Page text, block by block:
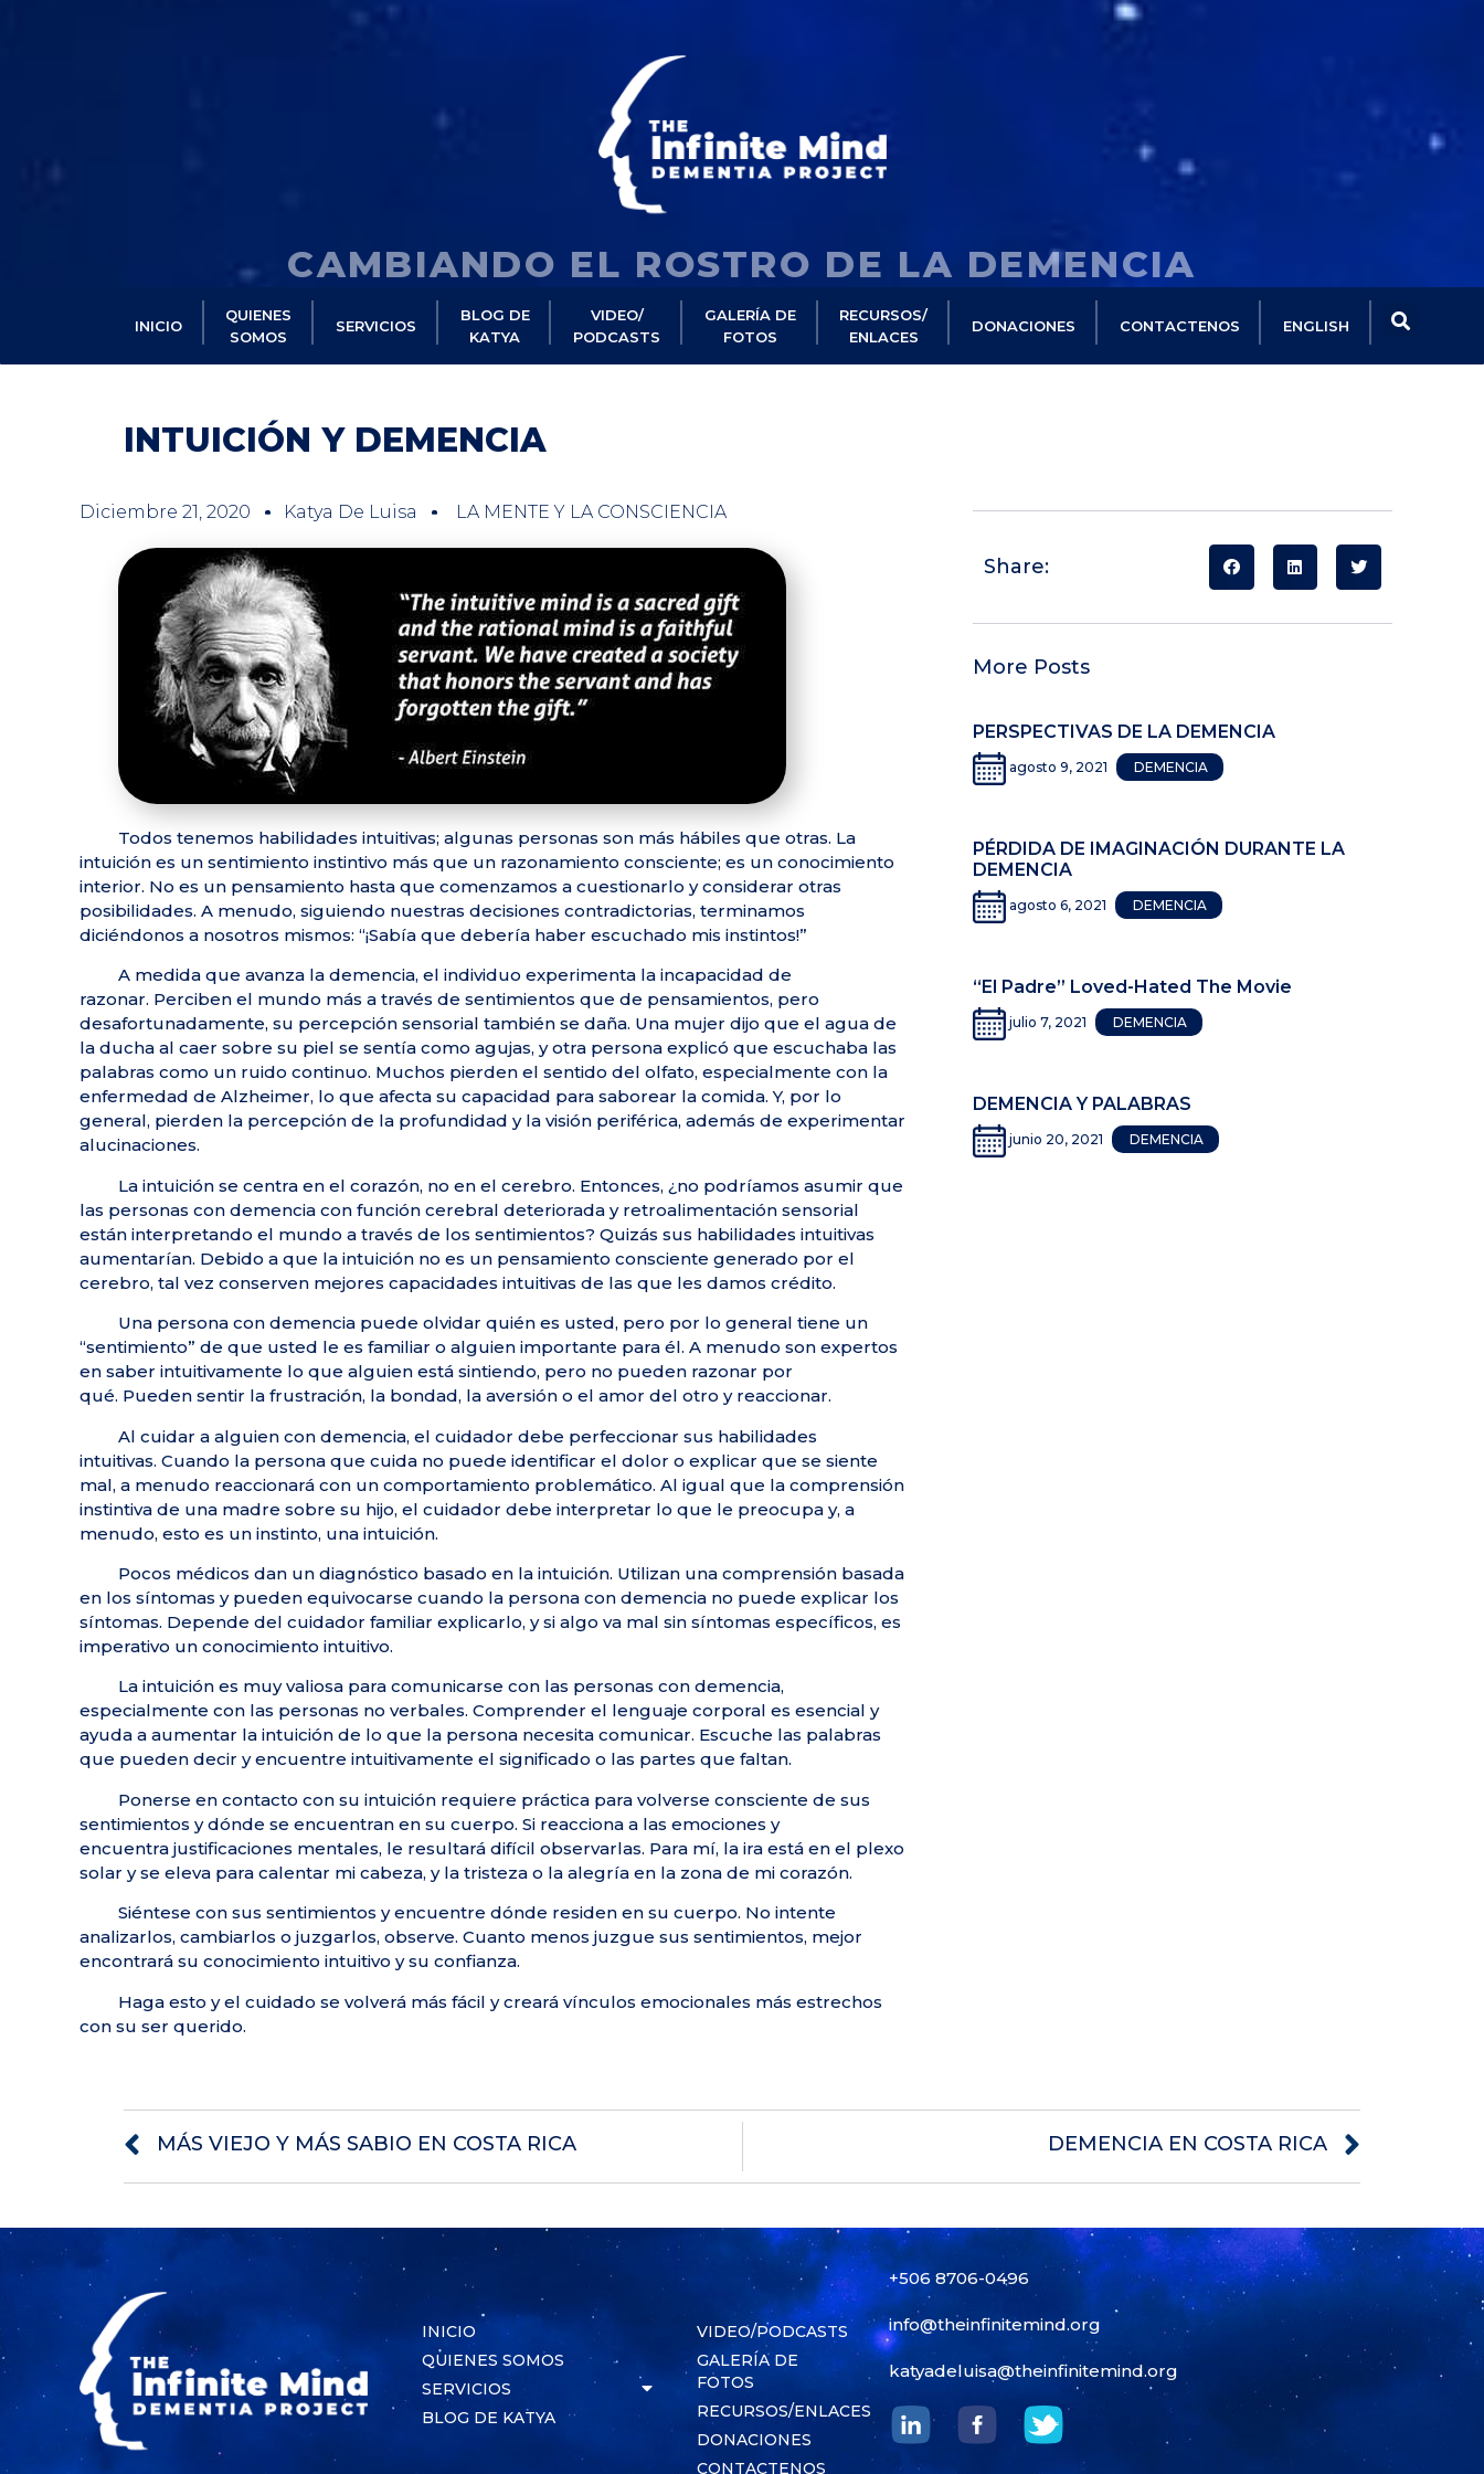
CAMBIANDO EL ROSTRO DE LA DEMENCIA
INICIO
QUIENES
SOMOS
SERVICIOS
BLOG DE
KATYA
VIDEO/
PODCASTS
GALERÍA DE
FOTOS
RECURSOS/
ENLACES
DONACIONES CONTACTENOS ENGLISH
INTUICIÓN Y DEMENCIA
Diciembre 21, 2020 Katya De Luisa LA MENTE Y LA CONSCIENCIA
Todos tenemos habilidades intuitivas; algunas personas son más hábiles que otras. La
intuición es un sentimiento instintivo más que un razonamiento consciente; es un conocimiento
interior. No es un pensamiento hasta que comenzamos a cuestionarlo y considerar otras
posibilidades. A menudo, siguiendo nuestras decisiones contradictorias, terminamos
diciéndonos a nosotros mismos: “¡Sabía que debería haber escuchado mis instintos!”
A medida que avanza la demencia, el individuo experimenta la incapacidad de
razonar. Perciben el mundo más a través de sentimientos que de pensamientos, pero
desafortunadamente, su percepción sensorial también se daña. Una mujer dijo que el agua de
la ducha al caer sobre su piel se sentía como agujas, y otra persona explicó que escuchaba las
palabras como un ruido continuo. Muchos pierden el sentido del olfato, especialmente con la
enfermedad de Alzheimer, lo que afecta su capacidad para saborear la comida. Y, por lo
general, pierden la percepción de la profundidad y la visión periférica, además de experimentar
alucinaciones.
La intuición se centra en el corazón, no en el cerebro. Entonces, ¿no podríamos asumir que
las personas con demencia con función cerebral deteriorada y retroalimentación sensorial
están interpretando el mundo a través de los sentimientos? Quizás sus habilidades intuitivas
aumentarían. Debido a que la intuición no es un pensamiento consciente generado por el
cerebro, tal vez conserven mejores capacidades intuitivas de las que les damos crédito.
Una persona con demencia puede olvidar quién es usted, pero por lo general tiene un
“sentimiento” de que usted le es familiar o alguien importante para él. A menudo son expertos
en saber intuitivamente lo que alguien está sintiendo, pero no pueden razonar por
qué. Pueden sentir la frustración, la bondad, la aversión o el amor del otro y reaccionar.
Al cuidar a alguien con demencia, el cuidador debe perfeccionar sus habilidades
intuitivas. Cuando la persona que cuida no puede identificar el dolor o explicar que se siente
mal, a menudo reaccionará con un comportamiento problemático. Al igual que la comprensión
instintiva de una madre sobre su hijo, el cuidador debe interpretar lo que le preocupa y, a
menudo, esto es un instinto, una intuición.
Pocos médicos dan un diagnóstico basado en la intuición. Utilizan una comprensión basada
en los síntomas y pueden equivocarse cuando la persona con demencia no puede explicar los
síntomas. Depende del cuidador familiar explicarlo, y si algo va mal sin síntomas específicos, es
imperativo un conocimiento intuitivo.
La intuición es muy valiosa para comunicarse con las personas con demencia,
especialmente con las personas no verbales. Comprender el lenguaje corporal es esencial y
ayuda a aumentar la intuición de lo que la persona necesita comunicar. Escuche las palabras
que pueden decir y encuentre intuitivamente el significado o las partes que faltan.
Ponerse en contacto con su intuición requiere práctica para volverse consciente de sus
sentimientos y dónde se encuentran en su cuerpo. Si reacciona a las emociones y
encuentra justificaciones mentales, le resultará difícil observarlas. Para mí, la ira está en el plexo
solar y se eleva para calentar mi cabeza, y la tristeza o la alegría en la zona de mi corazón.
Siéntese con sus sentimientos y encuentre dónde residen en su cuerpo. No intente
analizarlos, cambiarlos o juzgarlos, observe. Cuanto menos juzgue sus sentimientos, mejor
encontrará su conocimiento intuitivo y su confianza.
Haga esto y el cuidado se volverá más fácil y creará vínculos emocionales más estrechos
con su ser querido.
Share:
More Posts
PERSPECTIVAS DE LA DEMENCIA
agosto 9, 2021 DEMENCIA
PÉRDIDA DE IMAGINACIÓN DURANTE LA
DEMENCIA
agosto 6, 2021 DEMENCIA
“El Padre” Loved-Hated The Movie
julio 7, 2021 DEMENCIA
DEMENCIA Y PALABRAS
junio 20, 2021 DEMENCIA
MÁS VIEJO Y MÁS SABIO EN COSTA RICA DEMENCIA EN COSTA RICA
INICIO
QUIENES SOMOS
SERVICIOS
BLOG DE KATYA
VIDEO/PODCASTS
GALERÍA DE
FOTOS
RECURSOS/ENLACES
DONACIONES
CONTACTENOS
+506 8706-0496
info@theinfinitemind.org
katyadeluisa@theinfinitemind.org